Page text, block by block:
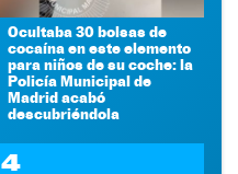
Ocultaba 30 bolsas de
cocaína en este elemento
para niños de su coche: la
Policía Municipal de
Madrid acabó
descubriéndola
4